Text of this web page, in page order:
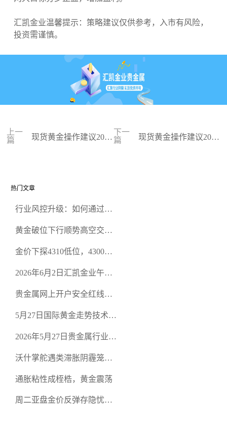
汇凯金业温馨提示：策略建议仅供参考，入市有风险，
投资需谨慎。
上一
篇
现货黄金操作建议2023
下一
篇
现货黄金操作建议2023
热门文章
行业风控升级：如何通过正
规黄金开户交易平台？
黄金破位下行顺势高空交易
金价下探4310低位，4300关
2026年6月2日汇凯金业午盘
空头清算算法如何布防？
贵金属网上开户安全红线：
恶意洗盘陷阱
5月27日国际黄金走势技术盘
规黄金平台全方位行情解析
2026年5月27日贵金属行业新
正规贵金属开户平台迎开户
热潮
沃什掌舵遇类滞胀阴霾笼
通胀粘性成桎梏，黄金震荡
周二亚盘金价反弹存隐忧，